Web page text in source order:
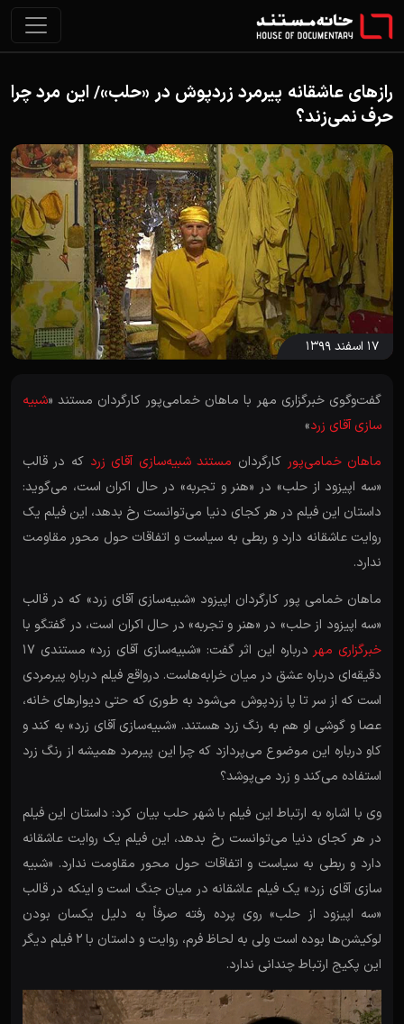
رازهای عاشقانه پیرمرد زردپوش در «حلب»/ این مرد چرا
حرف نمی‌زند؟
۱۷ اسفند ۱۳۹۹
گفت‌وگوی خبرگزاری مهر با ماهان خمامی‌پور کارگردان مستند «شبیه
سازی آقای زرد»
ماهان خمامی‌پور کارگردان مستند شبیه‌سازی آقای زرد که در قالب
«سه اپیزود از حلب» در «هنر و تجربه» در حال اکران است، می‌گوید:
داستان این فیلم در هر کجای دنیا می‌توانست رخ بدهد، این فیلم یک
روایت عاشقانه دارد و ربطی به سیاست و اتفاقات حول محور مقاومت
ندارد.
ماهان خمامی پور کارگردان اپیزود «شبیه‌سازی آقای زرد» که در قالب
«سه اپیزود از حلب» در «هنر و تجربه» در حال اکران است، در گفتگو با
خبرگزاری مهر
درباره این اثر گفت: «شبیه‌سازی آقای زرد» مستندی ۱۷
دقیقه‌ای درباره عشق در میان خرابه‌هاست. درواقع فیلم درباره پیرمردی
است که از سر تا پا زردپوش می‌شود به طوری که حتی دیوارهای خانه،
عصا و گوشی او هم به رنگ زرد هستند. «شبیه‌سازی آقای زرد» به کند و
کاو درباره این موضوع می‌پردازد که چرا این پیرمرد همیشه از رنگ زرد
استفاده می‌کند و زرد می‌پوشد؟
وی با اشاره به ارتباط این فیلم با شهر حلب بیان کرد: داستان این فیلم
در هر کجای دنیا می‌توانست رخ بدهد، این فیلم یک روایت عاشقانه
دارد و ربطی به سیاست و اتفاقات حول محور مقاومت ندارد. «شبیه
سازی آقای زرد» یک فیلم عاشقانه در میان جنگ است و اینکه در قالب
«سه اپیزود از حلب» روی پرده رفته صرفاً به دلیل یکسان بودن
لوکیشن‌ها بوده است ولی به لحاظ فرم، روایت و داستان با ۲ فیلم دیگر
این پکیج ارتباط چندانی ندارد.